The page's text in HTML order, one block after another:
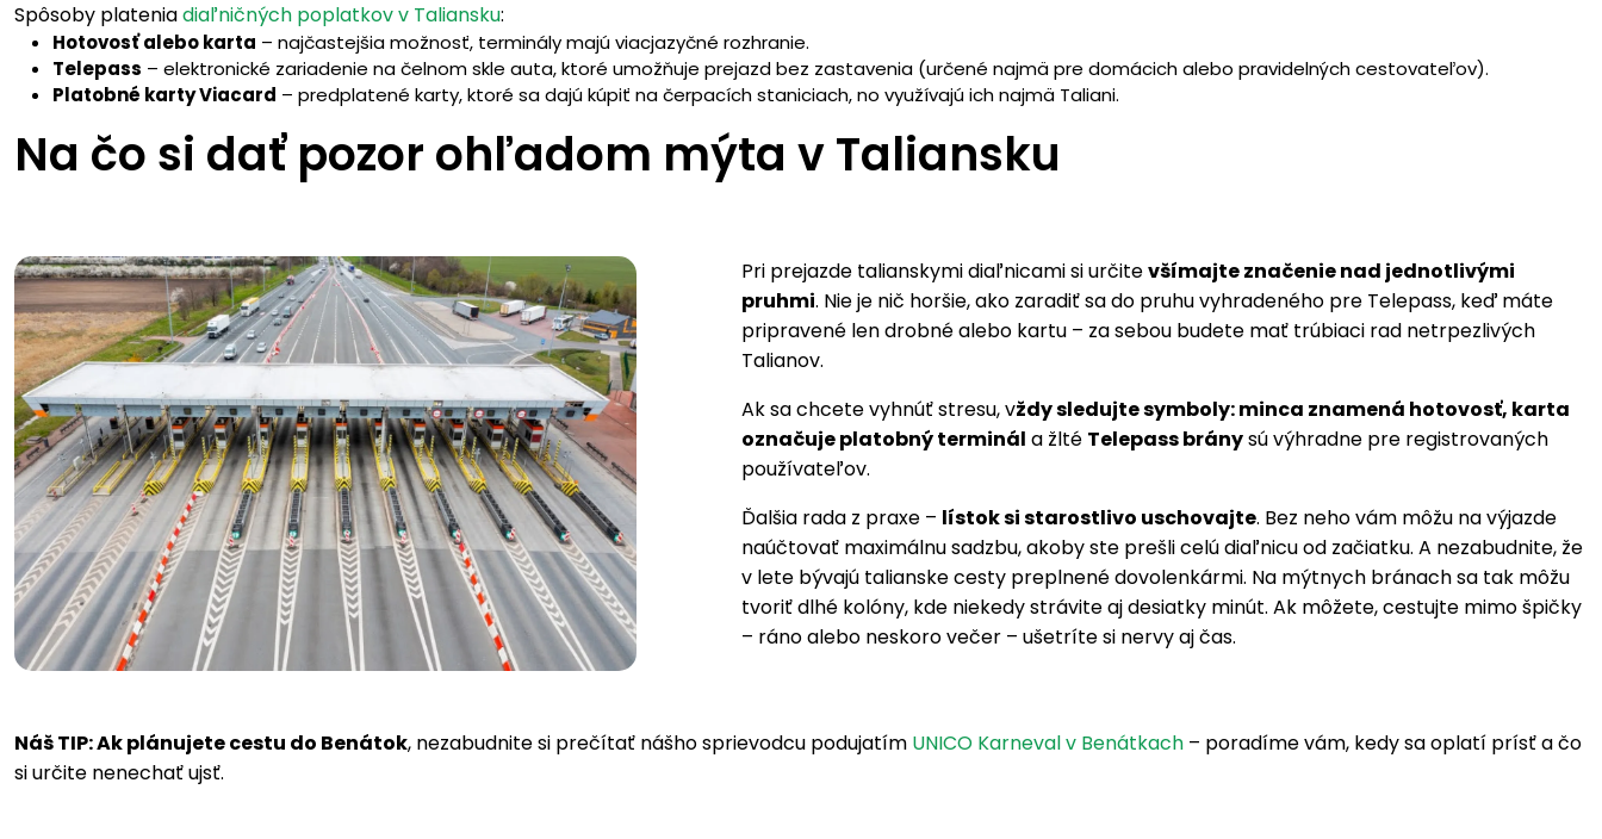
Spôsoby plateniadiaľničných poplatkov v Taliansku:
Hotovosť alebo karta – najčastejšia možnosť, terminály majú viacjazyčné rozhranie.
Telepass – elektronické zariadenie na čelnom skle auta, ktoré umožňuje prejazd bez zastavenia (určené najmä pre domácich alebo pravidelných cestovateľov).
Platobné karty Viacard – predplatené karty, ktoré sa dajú kúpiť na čerpacích staniciach, no využívajú ich najmä Taliani.
Na čo si dať pozor ohľadom mýta v Taliansku
Pri prejazde talianskymi diaľnicami si určitevšímajte značenie nad jednotlivými
pruhmi. Nie je nič horšie, ako zaradiť sa do pruhu vyhradeného pre Telepass, keď máte
pripravené len drobné alebo kartu – za sebou budete mať trúbiaci rad netrpezlivých
Talianov.
Ak sa chcete vyhnúť stresu, vždy sledujte symboly: minca znamená hotovosť, karta
označuje platobný terminál a žlté Telepass bránysú výhradne pre registrovaných
používateľov.
Ďalšia rada z praxe – lístok si starostlivo uschovajte. Bez neho vám môžu na výjazde
naúčtovať maximálnu sadzbu, akoby ste prešli celú diaľnicu od začiatku. A nezabudnite, že
v lete bývajú talianske cesty preplnené dovolenkármi. Na mýtnych bránach sa tak môžu
tvoriť dlhé kolóny, kde niekedy strávite aj desiatky minút. Ak môžete, cestujte mimo špičky
– ráno alebo neskoro večer – ušetríte si nervy aj čas.
Náš TIP: Ak plánujete cestu do Benátok, nezabudnite si prečítať nášho sprievodcu podujatím UNICO Karneval v Benátkach – poradíme vám, kedy sa oplatí prísť a čo
si určite nenechať ujsť.